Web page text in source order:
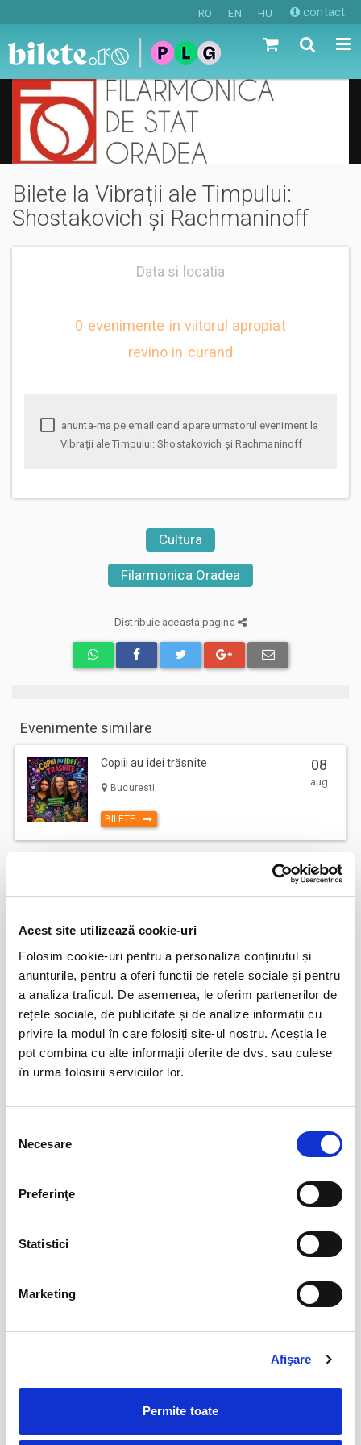
Acest site utilizează cookie-uri
Folosim cookie-uri pentru a personaliza conținutul și
anunțurile, pentru a oferi funcții de rețele sociale și pentru
a analiza traficul. De asemenea, le oferim partenerilor de
rețele sociale, de publicitate și de analize informații cu
privire la modul în care folosiți site-ul nostru. Aceștia le
pot combina cu alte informații oferite de dvs. sau culese
în urma folosirii serviciilor lor.
consimțământului
Necesare
Preferinţe
Statistici
Marketing
Afişare
Permite toate
RO EN HU contact
Bilete la Vibrații ale Timpului:
Shostakovich și Rachmaninoff
Data si locatia
0 evenimente in viitorul apropiat
revino in curand
Vibrații ale Timpului: Shostakovich și Rachmaninoff
Cultura
Filarmonica Oradea
Distribuie aceasta pagina
Evenimente similare
Copiii au idei trăsnite
Bucuresti
BILETE
08
aug
BILETE
12
aug
Șoricelul neascultător
Bucuresti
BILETE
23
AȘTEPTÂNDU-L PE ULISE 17
sept
MOARTEA LA TEATRUL DE REVISTĂ
BILETE
17
MAI MULTE DIN CULTURA